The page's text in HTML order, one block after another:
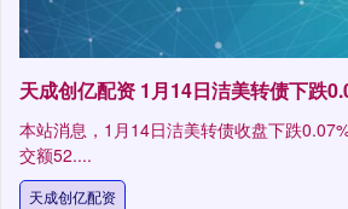
天成创亿配资 1月14日洁美转债下跌
本站消息，1月14日洁美转债收盘下跌
交额52....
天成创亿配资